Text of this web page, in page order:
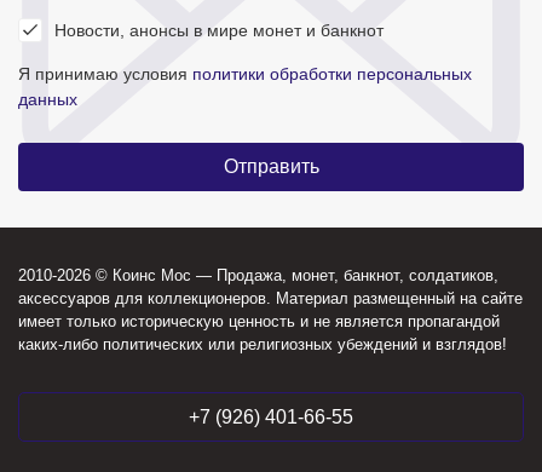
Новости, анонсы в мире монет и банкнот
Я принимаю условия политики обработки персональных
данных
2010-2026 © Коинс Мос — Продажа, монет, банкнот, солдатиков,
аксессуаров для коллекционеров. Материал размещенный на сайте
имеет только историческую ценность и не является пропагандой
каких-либо политических или религиозных убеждений и взглядов!
+7 (926) 401-66-55